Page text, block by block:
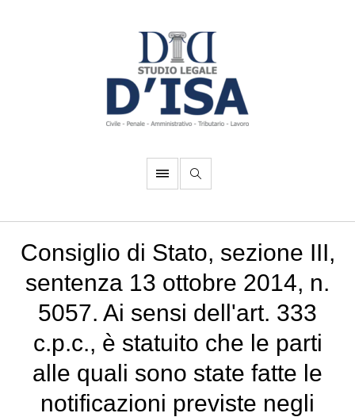
Consiglio di Stato, sezione III,
sentenza 13 ottobre 2014, n.
5057. Ai sensi dell'art. 333
c.p.c., è statuito che le parti
alle quali sono state fatte le
notificazioni previste negli